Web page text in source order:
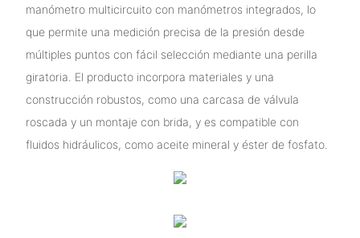
manómetro multicircuito con manómetros integrados, lo
que permite una medición precisa de la presión desde
múltiples puntos con fácil selección mediante una perilla
giratoria. El producto incorpora materiales y una
construcción robustos, como una carcasa de válvula
roscada y un montaje con brida, y es compatible con
fluidos hidráulicos, como aceite mineral y éster de fosfato.